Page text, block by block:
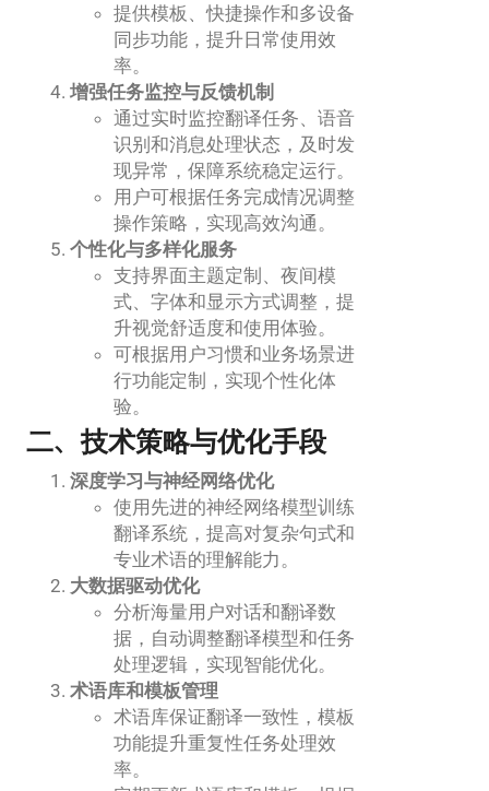
提供模板、快捷操作和多设备
同步功能，提升日常使用效
率。
增强任务监控与反馈机制
通过实时监控翻译任务、语音
识别和消息处理状态，及时发
现异常，保障系统稳定运行。
用户可根据任务完成情况调整
操作策略，实现高效沟通。
个性化与多样化服务
支持界面主题定制、夜间模
式、字体和显示方式调整，提
升视觉舒适度和使用体验。
可根据用户习惯和业务场景进
行功能定制，实现个性化体
验。
二、技术策略与优化手段
深度学习与神经网络优化
使用先进的神经网络模型训练
翻译系统，提高对复杂句式和
专业术语的理解能力。
大数据驱动优化
分析海量用户对话和翻译数
据，自动调整翻译模型和任务
处理逻辑，实现智能优化。
术语库和模板管理
术语库保证翻译一致性，模板
功能提升重复性任务处理效
率。